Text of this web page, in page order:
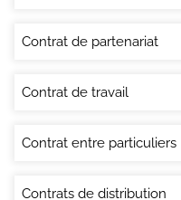
Contrat de partenariat
Contrat de travail
Contrat entre particuliers
Contrats de distribution